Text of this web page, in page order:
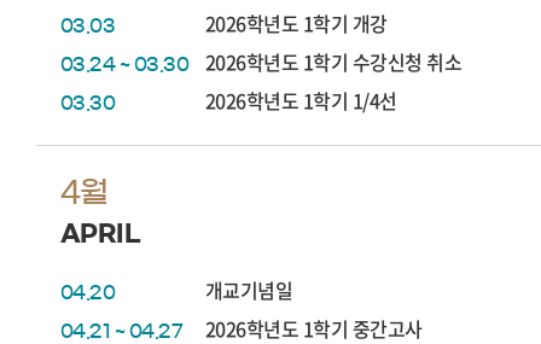
03.03 2026학년도 1학기 개강
03.24 ~ 03.30 2026학년도 1학기 수강신청 취소
03.30 2026학년도 1학기 1/4선
4월
APRIL
04.20 개교기념일
04.21 ~ 04.27 2026학년도 1학기 중간고사